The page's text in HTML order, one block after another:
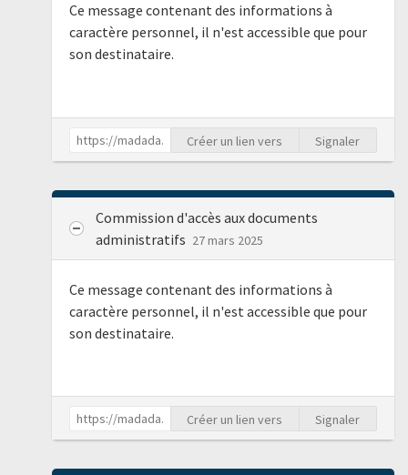
Ce message contenant des informations à
caractère personnel, il n'est accessible que pour
son destinataire.
Créer un lien vers Signaler
Commission d'accès aux documents
administratifs 27 mars 2025
Ce message contenant des informations à
caractère personnel, il n'est accessible que pour
son destinataire.
Créer un lien vers Signaler